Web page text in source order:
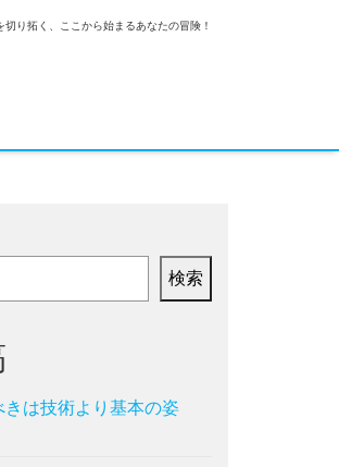
切り拓く、ここから始まるあなたの冒険！
検索
は技術より基本の姿